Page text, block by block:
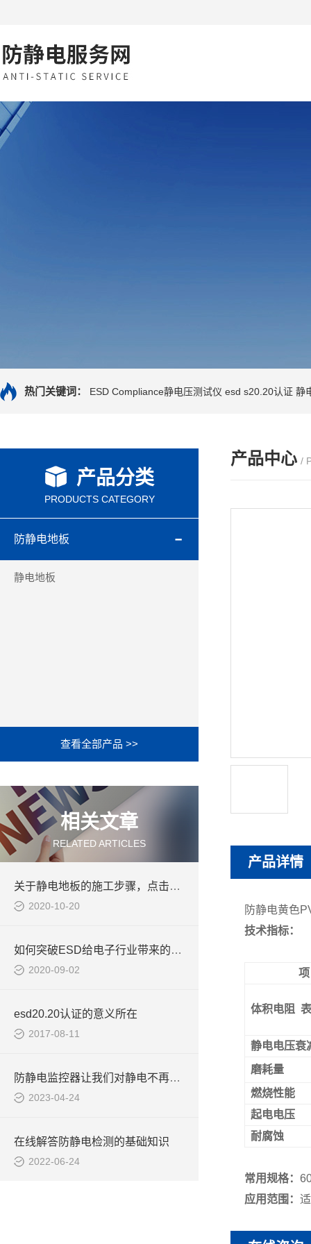
热门关键词： ESD Compliance静电压测试仪 esd s20.20认证 静
产品分类
PRODUCTS CATEGORY
防静电地板
静电地板
查看全部产品 >>
相关文章
RELATED ARTICLES
关于静电地板的施工步骤，点击了解
2020-10-20
如何突破ESD给电子行业带来的那些困扰问题？
2020-09-02
esd20.20认证的意义所在
2017-08-11
防静电监控器让我们对静电不再恐惧
2023-04-24
在线解答防静电检测的基础知识
2022-06-24
产品中心 /
产品详情
防静电黄色
技术指标：
体积电阻
静电电压衰
磨耗量
燃烧性能
起电电压
耐腐蚀
常用规格：
应用范围：